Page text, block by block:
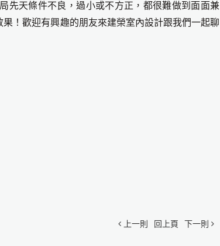
先天條件不良，過小或不方正，都很難做到面面兼
！歡迎有興趣的朋友來建榮室內設計跟我們一起聊
上一則 回上頁 下一則